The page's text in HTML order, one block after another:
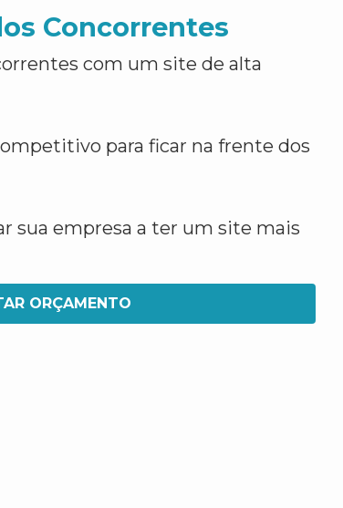
Concorrentes
com um site de alta
para ficar na frente dos
sua empresa a ter um site mais
ORÇAMENTO